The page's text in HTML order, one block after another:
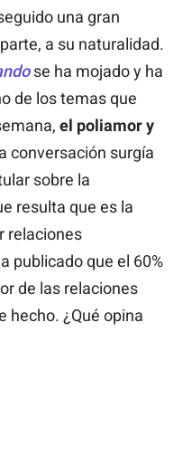
una gran
a su naturalidad.
se ha mojado y ha
de los temas que
el poliamor y
conversación surgía
sobre la
resulta que es la
relaciones
publicado que el 60%
de las relaciones
hecho. ¿Qué opina